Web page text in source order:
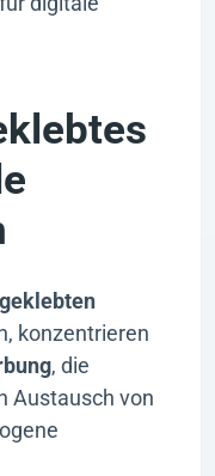
geklebten
konzentrieren
, die
Austausch von